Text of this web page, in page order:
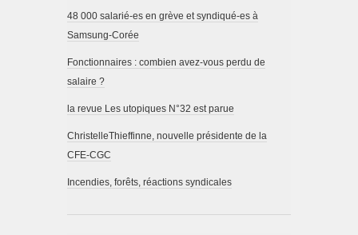
48 000 salarié-es en grève et syndiqué-es à
Samsung-Corée
Fonctionnaires : combien avez-vous perdu de
salaire ?
la revue Les utopiques N°32 est parue
ChristelleThieffinne, nouvelle présidente de la
CFE-CGC
Incendies, forêts, réactions syndicales